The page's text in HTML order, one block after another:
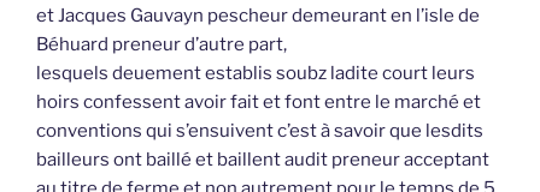
et Jacques Gauvayn pescheur demeurant en l’isle de
Béhuard preneur d’autre part,
lesquels deuement establis soubz ladite court leurs
hoirs confessent avoir fait et font entre le marché et
conventions qui s’ensuivent c’est à savoir que lesdits
bailleurs ont baillé et baillent audit preneur acceptant
au titre de ferme et non autrement pour le temps de 5